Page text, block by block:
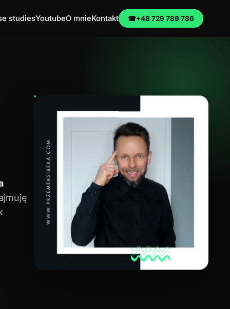
studiesYoutubeO mnieKontakt ☎+48 729 789 786